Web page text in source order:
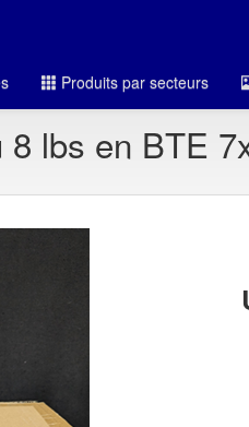
Produits par secteurs
lbs en BTE